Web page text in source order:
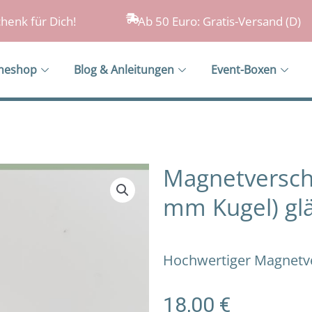
für Dich! Ab 50 Euro: Gratis-Versand (D)
Blog & Anleitungen Event-Boxen
mm Kugel)
Hochwertiger
18,00 €